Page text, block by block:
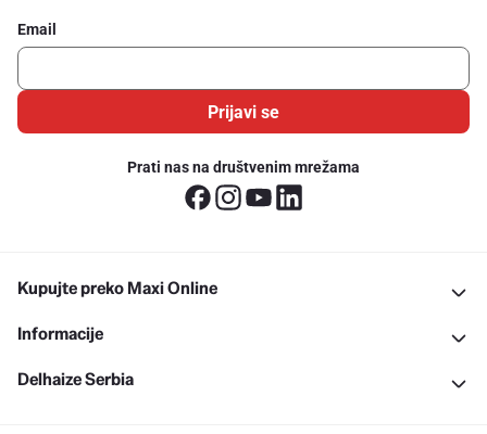
Email
Prijavi se
Prati nas na društvenim mrežama
Kupujte preko Maxi Online
Informacije
Delhaize Serbia